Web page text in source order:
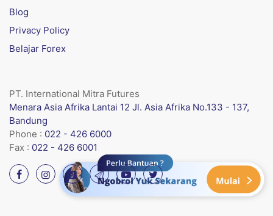
Blog
Privacy Policy
Belajar Forex
PT. International Mitra Futures
Menara Asia Afrika Lantai 12 Jl. Asia Afrika No.133 - 137,
Bandung
Phone : 022 - 426 6000
Fax : 022 - 426 6001